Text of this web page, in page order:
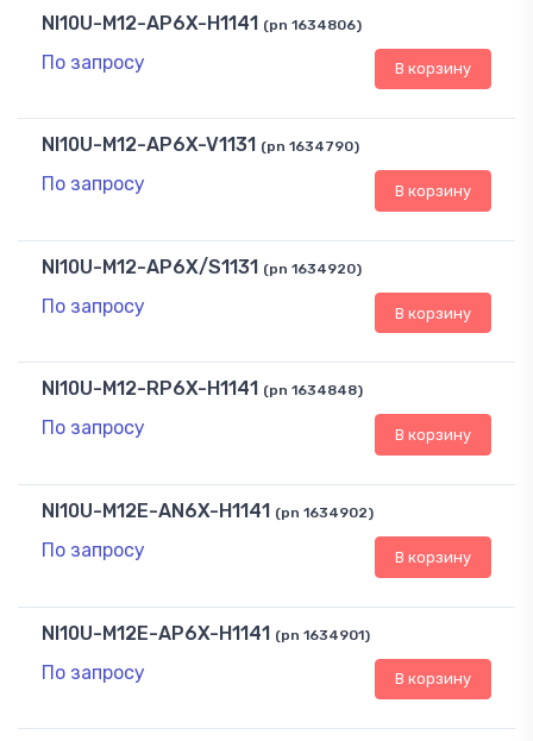
NI10U-M12-AP6X-H1141 (pn 1634806)
По запросу В корзину
NI10U-M12-AP6X-V1131 (pn 1634790)
По запросу В корзину
NI10U-M12-AP6X/S1131 (pn 1634920)
По запросу В корзину
NI10U-M12-RP6X-H1141 (pn 1634848)
По запросу В корзину
NI10U-M12E-AN6X-H1141 (pn 1634902)
По запросу В корзину
NI10U-M12E-AP6X-H1141 (pn 1634901)
По запросу В корзину